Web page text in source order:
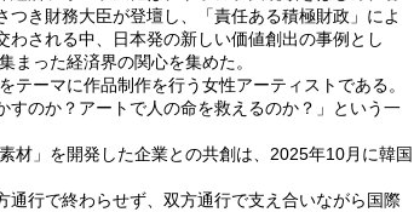
き財務大臣が登壇し、「責任ある積極財政」によ
される中、日本発の新しい価値創出の事例とし
まった経済界の関心を集めた。
ーマに作品制作を行う女性アーティストである。
のか？アートで人の命を救えるのか？」という一
材」を開発した企業との共創は、2025年10月に韓国
行で終わらせず、双方通行で支え合いながら国際